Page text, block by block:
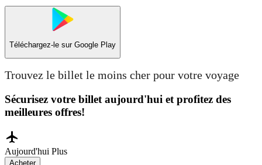
Téléchargez-le sur Google Play
Trouvez le billet le moins cher pour votre voyage
Sécurisez votre billet aujourd'hui et profitez des
meilleures offres!
Aujourd'hui Plus
Acheter